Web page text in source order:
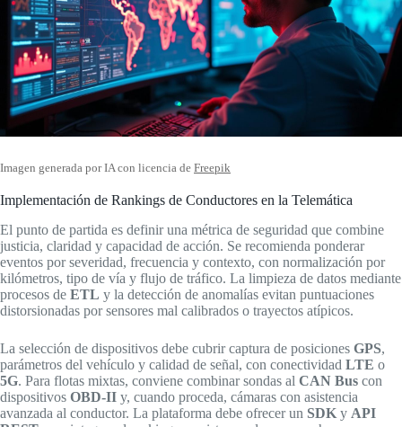
Imagen generada por IA con licencia de Freepik
Implementación de Rankings de Conductores en la Telemática
El punto de partida es definir una métrica de seguridad que combine
justicia, claridad y capacidad de acción. Se recomienda ponderar
eventos por severidad, frecuencia y contexto, con normalización por
kilómetros, tipo de vía y flujo de tráfico. La limpieza de datos mediante
procesos de ETL y la detección de anomalías evitan puntuaciones
distorsionadas por sensores mal calibrados o trayectos atípicos.
La selección de dispositivos debe cubrir captura de posiciones GPS,
parámetros del vehículo y calidad de señal, con conectividad LTE o
5G. Para flotas mixtas, conviene combinar sondas al CAN Bus con
dispositivos OBD‑II y, cuando proceda, cámaras con asistencia
avanzada al conductor. La plataforma debe ofrecer un SDK y API